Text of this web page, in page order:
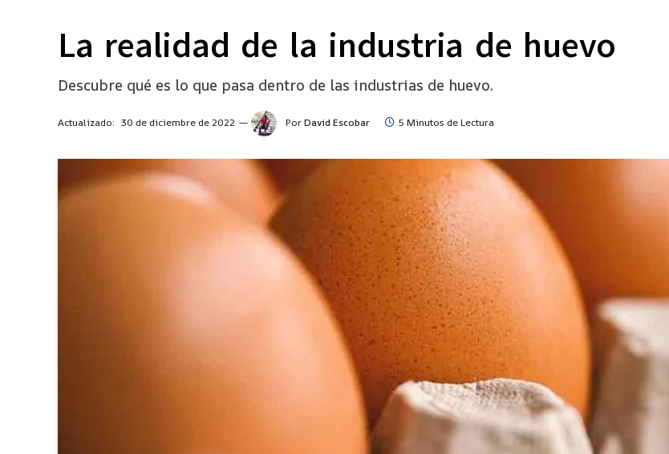
La realidad de la industria de huevo
Descubre qué es lo que pasa dentro de las industrias de huevo.
Actualizado: 30 de diciembre de 2022 PorDavid Escobar 5 Minutos de Lectura